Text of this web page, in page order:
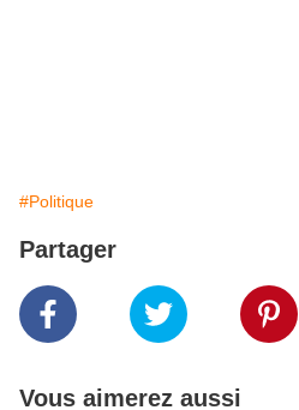
#Politique
Partager
Vous aimerez aussi